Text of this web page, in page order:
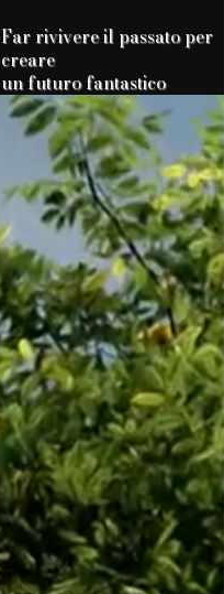
Far rivivere il passato per
creare
un futuro fantastico